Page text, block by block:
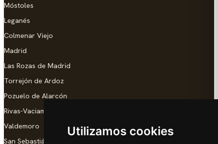
Utilizamos cookies
Móstoles
Leganés
Colmenar Viejo
Madrid
Las Rozas de Madrid
Torrejón de Ardoz
Pozuelo de Alarcón
Rivas-Vaciamadrid
Valdemoro
San Sebastián de los Reyes